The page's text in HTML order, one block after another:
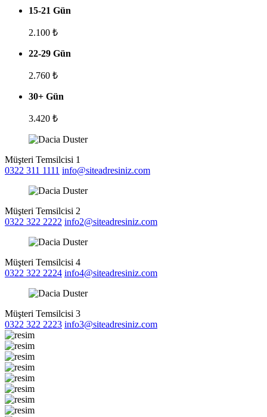
15-21 Gün
2.100 ₺
22-29 Gün
2.760 ₺
30+ Gün
3.420 ₺
Müşteri Temsilcisi 1
0322 311 1111 info@siteadresiniz.com
Müşteri Temsilcisi 2
0322 322 2222 info2@siteadresiniz.com
Müşteri Temsilcisi 4
0322 322 2224 info4@siteadresiniz.com
Müşteri Temsilcisi 3
0322 322 2223 info3@siteadresiniz.com